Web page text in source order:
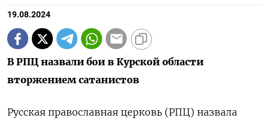
19.08.2024
В РПЦ назвали бои в Курской области
вторжением сатанистов
Русская православная церковь (РПЦ) назвала